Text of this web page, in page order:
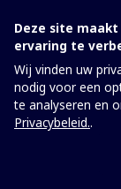
Deze site
ervaring te
Wij vinden uw
nodig voor een
te analyseren en
Privacybeleid..